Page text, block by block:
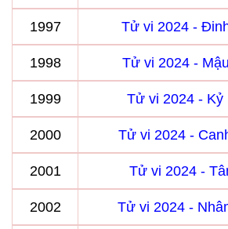
1997 Tử vi 2024 -
1998 Tử vi 2024 -
1999 Tử vi 2024 - Kỷ
2000 Tử vi 2024 -
2001 Tử vi 2024 -
2002 Tử vi 2024 -